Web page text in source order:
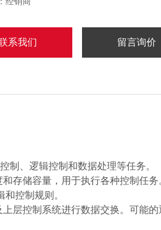
系我们 留言询价
制、逻辑控制和数据处理等任务。
存储容量，用于执行各种控制任务
控制规则。
层控制系统进行数据交换。可能的